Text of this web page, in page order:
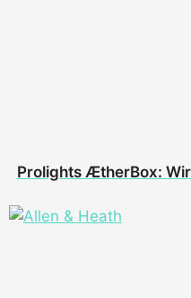
Prolights ÆtherBox: